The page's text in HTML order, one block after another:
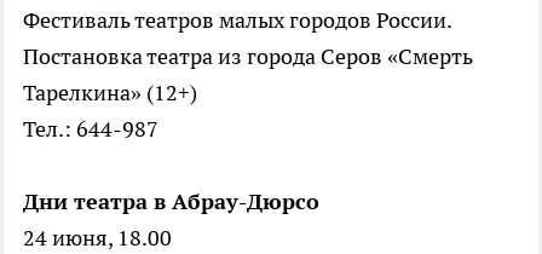
Фестиваль театров малых городов России.
Постановка театра из города Серов «Смерть
Тарелкина» (12+)
Тел.: 644-987
Дни театра в Абрау-Дюрсо
24 июня, 18.00